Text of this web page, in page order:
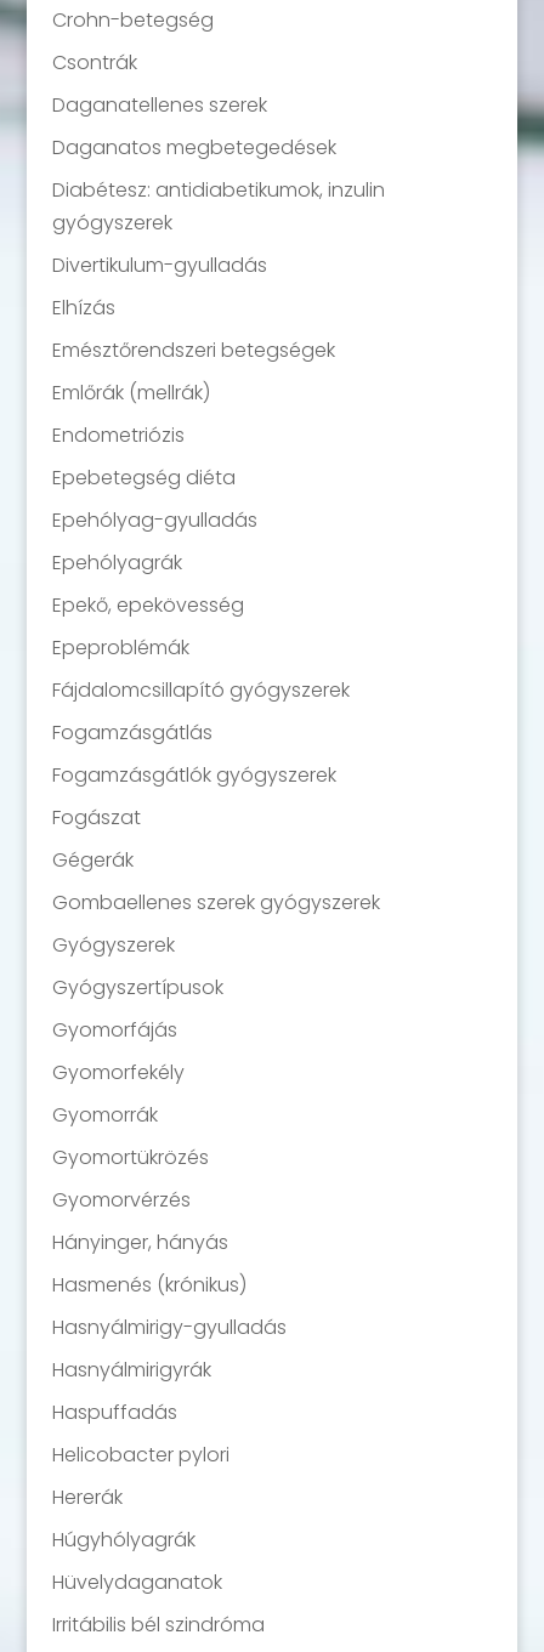
Crohn-betegség
Csontrák
Daganatellenes szerek
Daganatos megbetegedések
Diabétesz: antidiabetikumok, inzulin
gyógyszerek
Divertikulum-gyulladás
Elhízás
Emésztőrendszeri betegségek
Emlőrák (mellrák)
Endometriózis
Epebetegség diéta
Epehólyag-gyulladás
Epehólyagrák
Epekő, epekövesség
Epeproblémák
Fájdalomcsillapító gyógyszerek
Fogamzásgátlás
Fogamzásgátlók gyógyszerek
Fogászat
Gégerák
Gombaellenes szerek gyógyszerek
Gyógyszerek
Gyógyszertípusok
Gyomorfájás
Gyomorfekély
Gyomorrák
Gyomortükrözés
Gyomorvérzés
Hányinger, hányás
Hasmenés (krónikus)
Hasnyálmirigy-gyulladás
Hasnyálmirigyrák
Haspuffadás
Helicobacter pylori
Hererák
Húgyhólyagrák
Hüvelydaganatok
Irritábilis bél szindróma